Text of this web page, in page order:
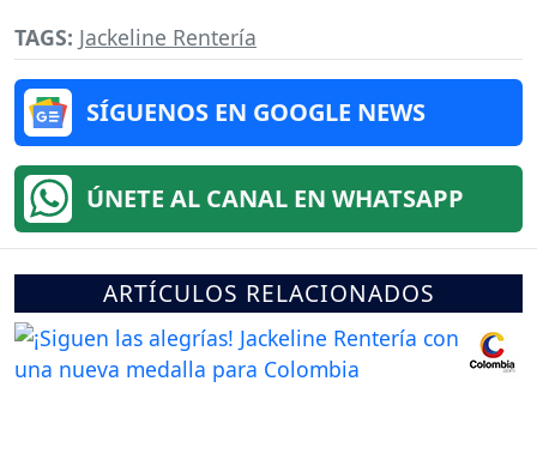
TAGS: Jackeline Rentería
SÍGUENOS EN GOOGLE NEWS
ÚNETE AL CANAL EN WHATSAPP
ARTÍCULOS RELACIONADOS